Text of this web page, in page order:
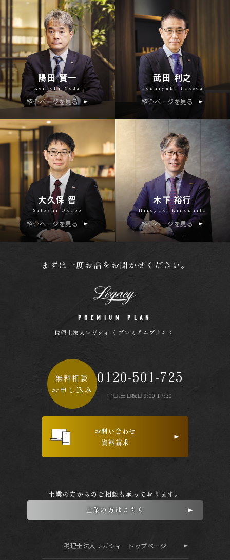
陽田 賢一
Kenichi Yoda
紹介ページを見る
武田 利之
Toshiyuki Takeda
紹介ページを見る
大久保 智
Satoshi Okubo
紹介ページを見る
木下 裕行
Hiroyuki Kinoshita
紹介ページを見る
まずは一度お話をお聞かせください。
PREMIUM PLAN
税理士法人レガシィ〈 プレミアムプラン 〉
無料相談
お申し込み
0120-501-725
平日/土日祝日 9:00-17:30
お問い合わせ
資料請求
士業の方からのご相談も承っております。
士業の方はこちら
税理士法人レガシィ トップページ